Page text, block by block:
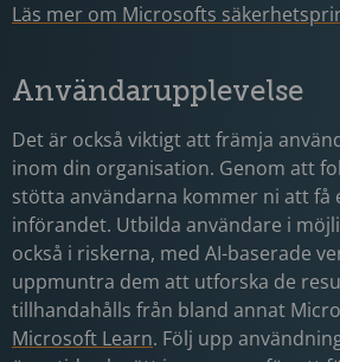
Läs mer om Microsofts
Användarupplevelse
Det är också viktigt att främja
inom din organisation. Genom att
stötta användarna kommer ni att få
införandet. Utbilda användare i
också i riskerna, med AI-baserade
uppmuntra dem att utforska de
tillhandahålls från bland annat
Microsoft Learn. Följ upp